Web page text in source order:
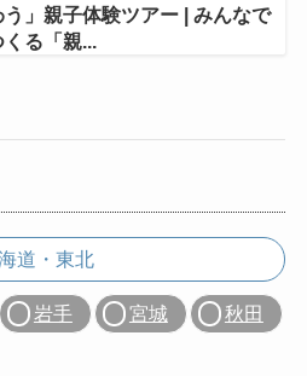
う」親子体験ツアー | みんなで
くる「親...
道・東北
岩手 宮城 秋田